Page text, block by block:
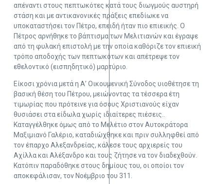
απέναντι στους πεπτωκότες κατά τους διωγμούς αυστηρή
στάση και με αντικανονικές πράξεις επεδίωκε να
υποκαταστήσει τον Πέτρο, επειδή ήταν πιο επιεικής. Ο
Πέτρος αρνήθηκε το βάπτισμα των Μελιτιανών και έγραψε
από τη φυλακή επιστολή με την οποία καθόριζε τον επιεική
τρόπο αποδοχής των πεπτωκότων και απέτρεψε τον
εθελοντικό (εισπηδητικό) μαρτύριο.
Είκοσι χρόνια μετά η Α’ Οικουμενική Σύνοδος υιοθέτησε τη
βασική θέση του Πέτρου, μειώνοντας τα τέσσερα έτη
τιμωρίας που πρότεινε για όσους Χριστιανούς είχαν
θυσιάσει στα είδωλα χωρίς ιδιαίτερες πιέσεις..
Καταγγέλθηκε όμως από το Μελέτιο στον Αυτοκράτορα
Μαξιμιανό Γαλέριο, καταδιώχθηκε και πριν συλληφθεί από
τον έπαρχο Αλεξανδρείας, κάλεσε τους αρχιερείς του
Αχίλλα και Αλέξανδρο και τους ζήτησε να τον διαδεχθούν.
Κατόπιν παραδόθηκε στους δημίους του, οι οποίοι τον
αποκεφάλισαν, τον Νοέμβριο του 311.